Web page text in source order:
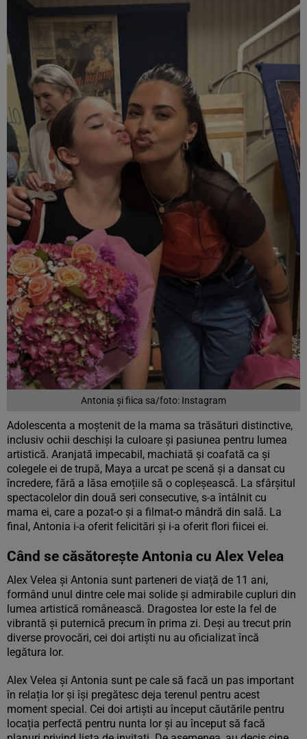
Antonia și fiica sa/foto: Instagram
Adolescenta a moștenit de la mama sa trăsături distinctive,
inclusiv ochii deschiși la culoare și pasiunea pentru lumea
artistică. Aranjată impecabil, machiată și coafată ca și
colegele ei de trupă, Maya a urcat pe scenă și a dansat cu
încredere, fără a lăsa emoțiile să o copleșească. La sfârșitul
spectacolelor din două seri consecutive, s-a întâlnit cu
mama ei, care a pozat-o și a filmat-o mândră din sală. La
final, Antonia i-a oferit felicitări și i-a oferit flori fiicei ei.
Când se căsătorește Antonia cu Alex Velea
Alex Velea și Antonia sunt parteneri de viață de 11 ani,
formând unul dintre cele mai solide și admirabile cupluri din
lumea artistică românească. Dragostea lor este la fel de
vibrantă și puternică precum în prima zi. Deși au trecut prin
diverse provocări, cei doi artiști nu au oficializat încă
legătura lor.
Alex Velea și Antonia sunt pe cale să facă un pas important
în relația lor și își pregătesc deja terenul pentru acest
moment special. Cei doi artiști au început căutările pentru
locația perfectă pentru nunta lor și au început să facă